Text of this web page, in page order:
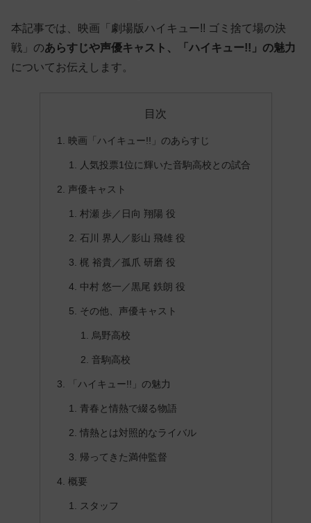
本記事では、映画「劇場版ハイキュー!! ゴミ捨て場の決
戦」のあらすじや声優キャスト、「ハイキュー!!」の魅力
についてお伝えします。
目次
映画「ハイキュー!!」のあらすじ
人気投票1位に輝いた音駒高校との試合
声優キャスト
村瀬 歩／日向 翔陽 役
石川 界人／影山 飛雄 役
梶 裕貴／孤爪 研磨 役
中村 悠一／黒尾 鉄朗 役
その他、声優キャスト
烏野高校
音駒高校
「ハイキュー!!」の魅力
青春と情熱で綴る物語
情熱とは対照的なライバル
帰ってきた満仲監督
概要
スタッフ